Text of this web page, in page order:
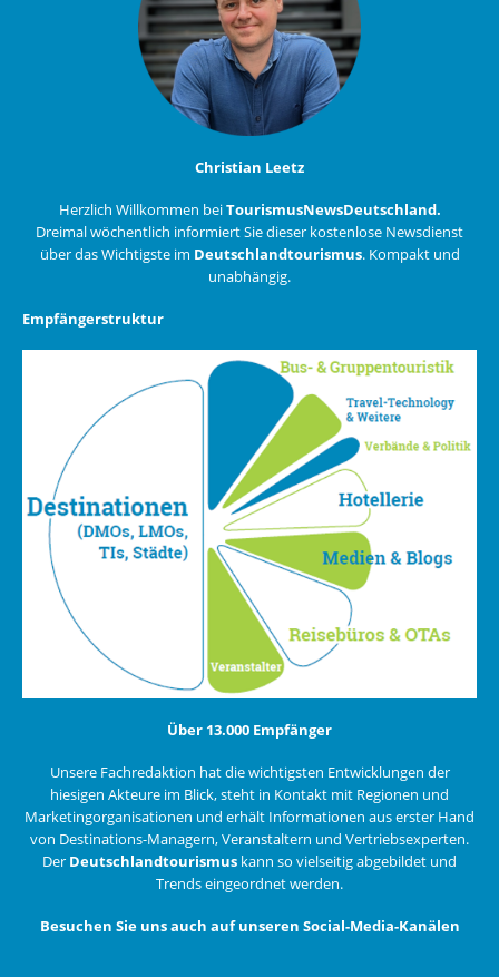
Christian Leetz
Herzlich Willkommen beiTourismusNewsDeutschland.
Dreimal wöchentlich informiert Sie dieser kostenlose Newsdienst
über das Wichtigste im Deutschlandtourismus. Kompakt und
unabhängig.
Empfängerstruktur
Über 13.000 Empfänger
Unsere Fachredaktion hat die wichtigsten Entwicklungen der
hiesigen Akteure im Blick, steht in Kontakt mit Regionen und
Marketingorganisationen und erhält Informationen aus erster Hand
von Destinations-Managern, Veranstaltern und Vertriebsexperten.
Der Deutschlandtourismus kann so vielseitig abgebildet und
Trends eingeordnet werden.
Besuchen Sie uns auch auf unseren Social-Media-Kanälen